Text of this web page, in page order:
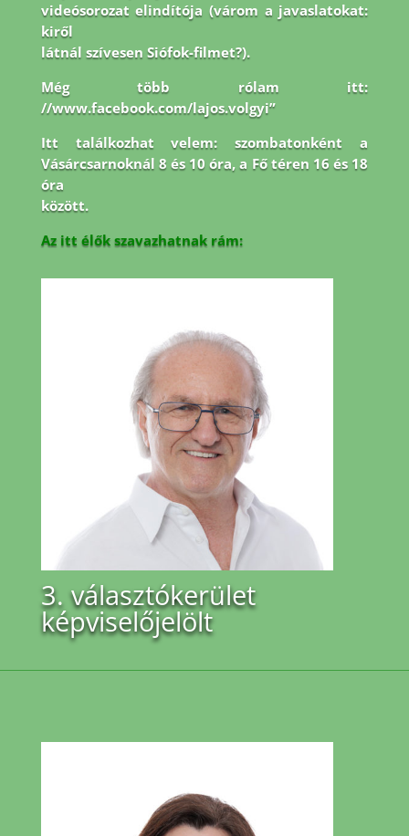
videósorozat elindítója (várom a javaslatokat:
kiről
látnál szívesen Siófok-filmet?).
Még több rólam itt:
//www.facebook.com/lajos.volgyi”
Itt találkozhat velem: szombatonként a
Vásárcsarnoknál 8 és 10 óra, a Fő téren 16 és 18
óra
között.
Az itt élők szavazhatnak rám:
3. választókerület
képviselőjelölt